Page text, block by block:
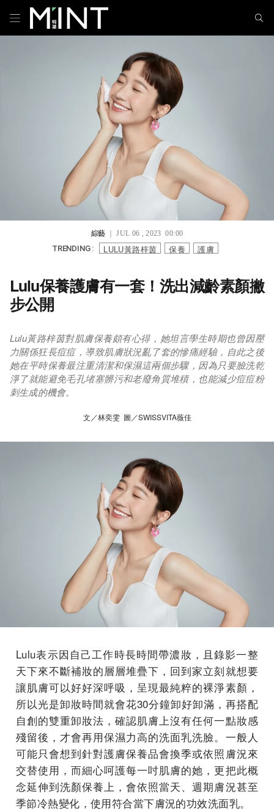
綜藝｜ JUL 06 , 2023 00:00
TRENDING : LULU黃路梓茵 保養 護膚
Lulu保養護膚有一套！洗出減齡素顏撇
步公開
Lulu黃路梓茵對肌膚保養頗有心得，她坦言學生時期也曾因壓
力關係狂長痘痘，導致肌膚狀況亂了套的慘痛經驗，自此之後
她在平時保養最注重清潔和保濕這兩個步驟，因為只要臉洗乾
淨了就能避免毛孔堵塞髒污和老廢角質堆積，也能減少痘痘粉
刺生成的機會。
文／林奕雯 圖／SWISSVITA薇佳
Lulu表示因自己工作時長時間帶濃妝，且錄影一整
天下來不斷補妝的層層堆疊下，回到家立刻就想要
讓肌膚可以好好深呼吸，呈現最純粹的裸淨素顏，
所以光是卸妝時間就會花30分鐘卸好卸滿，再搭配
自創的雙重卸妝法，確認肌膚上沒有任何一點妝感
殘留後，才會再用保濕力高的洗面乳洗臉。一般人
可能只會想到針對護膚保養品會換季或依照膚況來
交替使用，而細心呵護每一吋肌膚的她，更把此概
念延伸到洗顏保養上，會依照當天、週期膚況甚至
季節冷熱變化，使用符合當下膚況的功效洗面乳。